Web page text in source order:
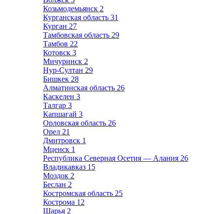
Козьмодемьянск 2
Курганская область 31
Курган 27
Тамбовская область 29
Тамбов 22
Котовск 3
Мичуринск 2
Нур-Султан 29
Бишкек 28
Алматинская область 26
Каскелен 3
Талгар 3
Капшагай 3
Орловская область 26
Орел 21
Дмитровск 1
Мценск 1
Республика Северная Осетия — Алания 26
Владикавказ 15
Моздок 2
Беслан 2
Костромская область 25
Кострома 12
Шарья 2